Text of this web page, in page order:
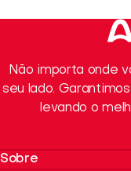
Não importa onde
seu lado.
levando o
Sobre